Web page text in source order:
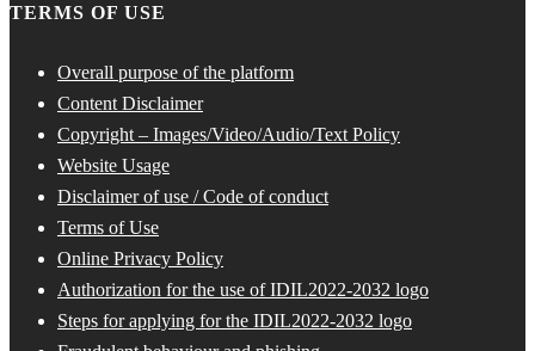
TERMS OF USE
Overall purpose of the platform
Content Disclaimer
Copyright – Images/Video/Audio/Text Policy
Website Usage
Disclaimer of use / Code of conduct
Terms of Use
Online Privacy Policy
Authorization for the use of IDIL2022-2032 logo
Steps for applying for the IDIL2022-2032 logo